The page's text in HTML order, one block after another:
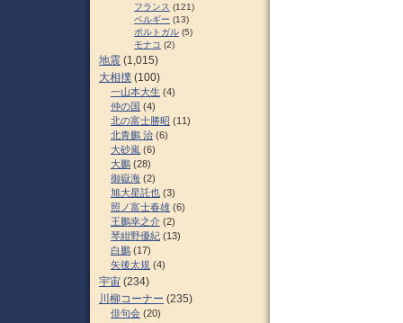
フランス (121)
ベルギー (13)
ポルトガル (5)
モナコ (2)
地震 (1,015)
大相撲 (100)
一山本大生 (4)
仲の国 (4)
北の富士勝昭 (11)
北青鵬 治 (6)
大砂嵐 (6)
大鵬 (28)
御嶽海 (2)
旭大星託也 (3)
照ノ富士春雄 (6)
王鵬幸之介 (2)
琴紺野優紀 (13)
白鵬 (17)
矢後太規 (4)
宇宙 (234)
川柳コーナー (235)
俳句会 (20)